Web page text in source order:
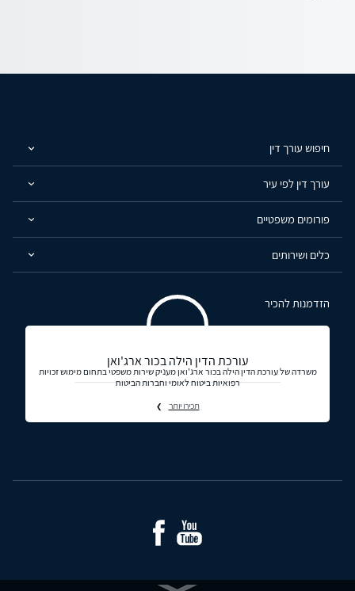
חיפוש עורך דין
עורך דין לפי עיר
פורומים משפטיים
כלים ושירותים
הזדמנות להכיר
עורכת הדין הילה בכור ארג'ואן
משרדה של עורכת הדין הילה בכור ארג'ואן מעניק שירות משפטי בתחום מימוש זכויות
רפואיות ביטוח לאומי וחברות הביטוח
תכירו יותר